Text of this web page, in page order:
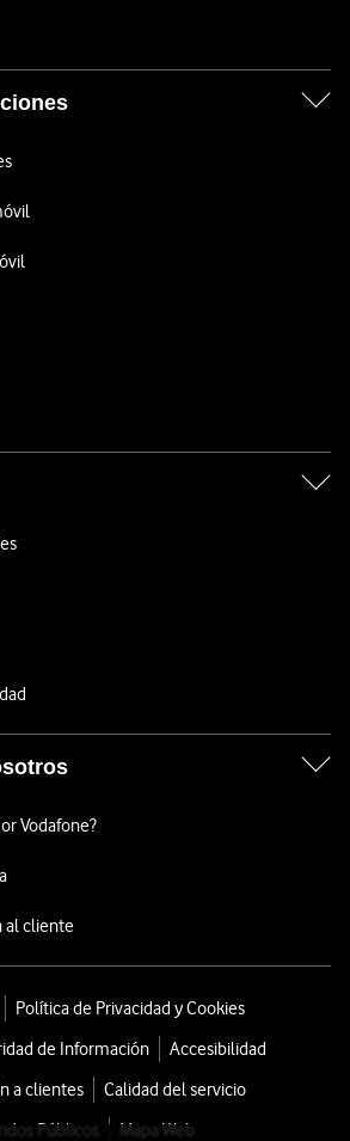
Vodafone?
al cliente
Política de Privacidad y Cookies
de Información
Accesibilidad
a clientes
Calidad del servicio
Públicos
Mapa Web